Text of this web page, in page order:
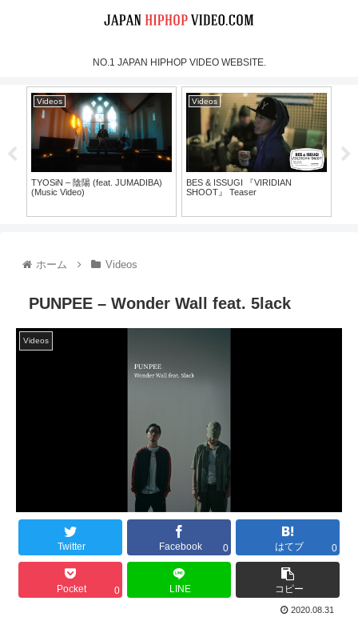
NO.1 JAPAN HIPHOP VIDEO WEBSITE.
Videos
TYOSiN – 陰陽 (feat. JUMADIBA)
(Music Video)
Videos
BES & ISSUGI 『VIRIDIAN
SHOOT』 Teaser
ホーム Videos
PUNPEE – Wonder Wall feat. 5lack
Videos
Twitter Facebook 0 はてブ 0
Pocket 0 LINE コピー
2020.08.31